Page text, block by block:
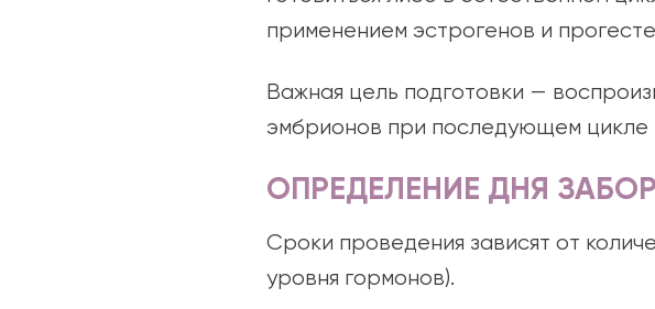
применением эстрогенов и
Важная цель подготовки —
эмбрионов при последующем
ОПРЕДЕЛЕНИЕ ДНЯ
Сроки проведения зависят от
уровня гормонов).